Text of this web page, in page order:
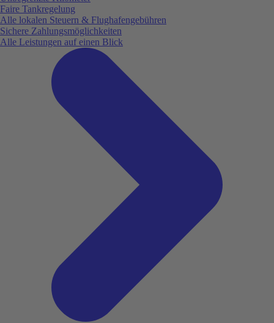
Faire Tankregelung
Alle lokalen Steuern & Flughafengebühren
Sichere Zahlungsmöglichkeiten
Alle Leistungen auf einen Blick